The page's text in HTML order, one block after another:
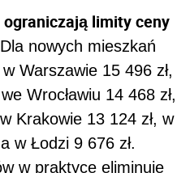
limity ceny
nowych mieszkań
Warszawie 15 496 zł,
Wrocławiu 14 468 zł,
Krakowie 13 124 zł, w
w Łodzi 9 676 zł.
w praktyce eliminuje